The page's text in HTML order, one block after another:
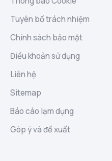
Tuyên bố trách nhiệm
Chính sách bảo mật
Điều khoản sử dụng
Liên hệ
Sitemap
Báo cáo lạm dụng
Góp ý và đề xuất